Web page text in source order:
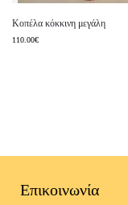
Κοπέλα κόκκινη μεγάλη
110.00€
Επικοινωνία